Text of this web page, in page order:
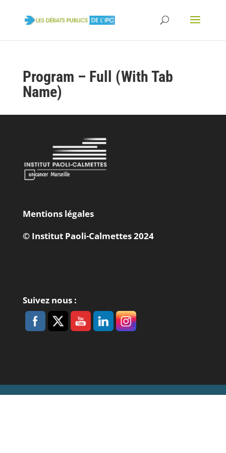
Program – Full (With Tab
Name)
Mentions légales
© Institut Paoli-Calmettes 2024
Suivez nous :